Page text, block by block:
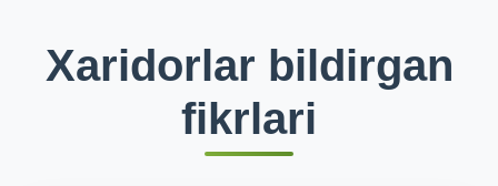
Xaridorlar bildirgan
fikrlari